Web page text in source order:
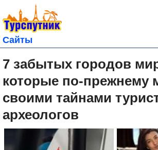
Сайты
7 забытых городов
которые по-прежнему
своими тайнами
археологов